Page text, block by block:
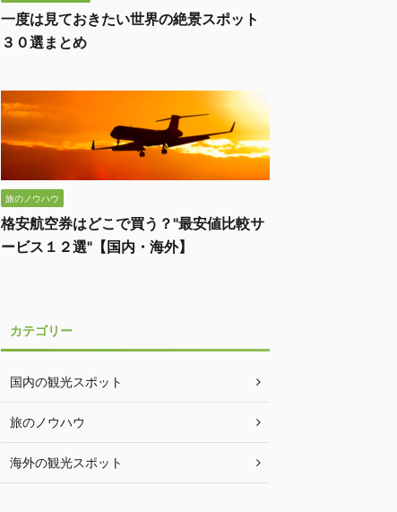
一度は見ておきたい世界の絶景スポット
３０選まとめ
旅のノウハウ
格安航空券はどこで買う？"最安値比較サ
ービス１２選"【国内・海外】
カテゴリー
国内の観光スポット
旅のノウハウ
海外の観光スポット